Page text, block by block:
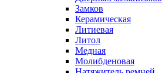
Замков
Керамическая
Литиевая
Литол
Медная
Молибденовая